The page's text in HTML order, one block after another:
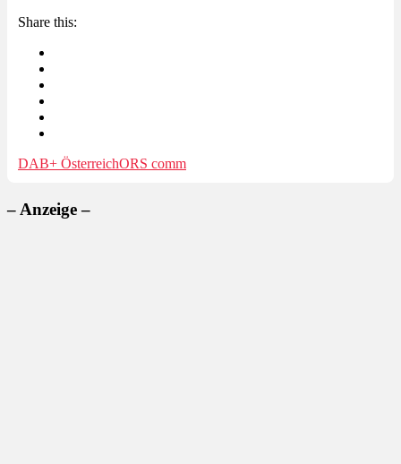
Share this:
DAB+ ÖsterreichORS comm
– Anzeige –